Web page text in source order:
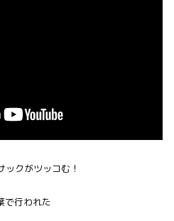
クがツッコむ！
で行われた